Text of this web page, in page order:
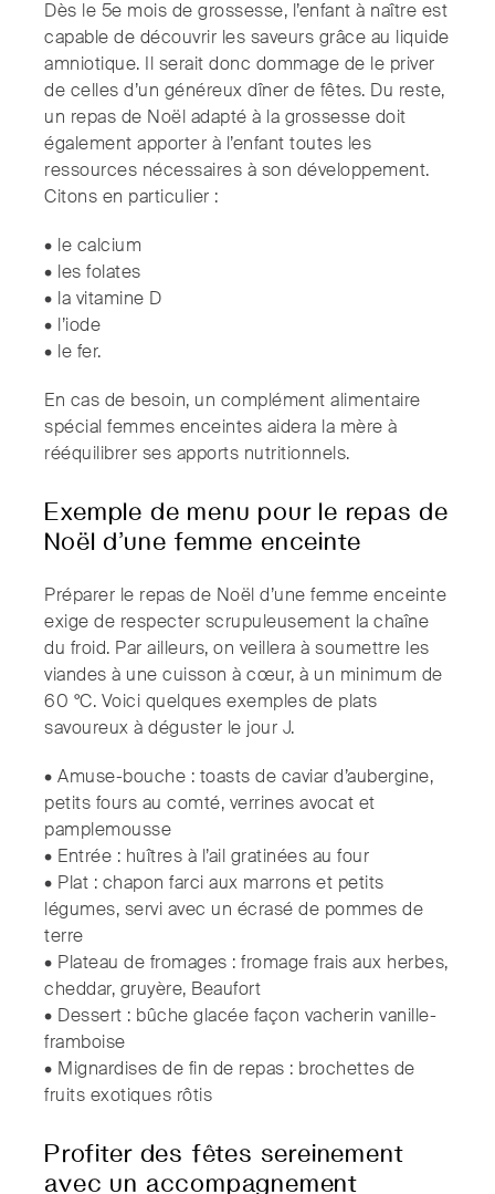
Dès le 5e mois de grossesse, l’enfant à naître est
capable de découvrir les saveurs grâce au liquide
amniotique. Il serait donc dommage de le priver
de celles d’un généreux dîner de fêtes. Du reste,
un repas de Noël adapté à la grossesse doit
également apporter à l’enfant toutes les
ressources nécessaires à son développement.
Citons en particulier :
• le calcium
• les folates
• la vitamine D
• l’iode
• le fer.
En cas de besoin, un complément alimentaire
spécial femmes enceintes aidera la mère à
rééquilibrer ses apports nutritionnels.
Exemple de menu pour le repas de
Noël d’une femme enceinte
Préparer le repas de Noël d’une femme enceinte
exige de respecter scrupuleusement la chaîne
du froid. Par ailleurs, on veillera à soumettre les
viandes à une cuisson à cœur, à un minimum de
60 °C. Voici quelques exemples de plats
savoureux à déguster le jour J.
• Amuse-bouche : toasts de caviar d’aubergine,
petits fours au comté, verrines avocat et
pamplemousse
• Entrée : huîtres à l’ail gratinées au four
• Plat : chapon farci aux marrons et petits
légumes, servi avec un écrasé de pommes de
terre
• Plateau de fromages : fromage frais aux herbes,
cheddar, gruyère, Beaufort
• Dessert : bûche glacée façon vacherin vanille-
framboise
• Mignardises de fin de repas : brochettes de
fruits exotiques rôtis
Profiter des fêtes sereinement
avec un accompagnement